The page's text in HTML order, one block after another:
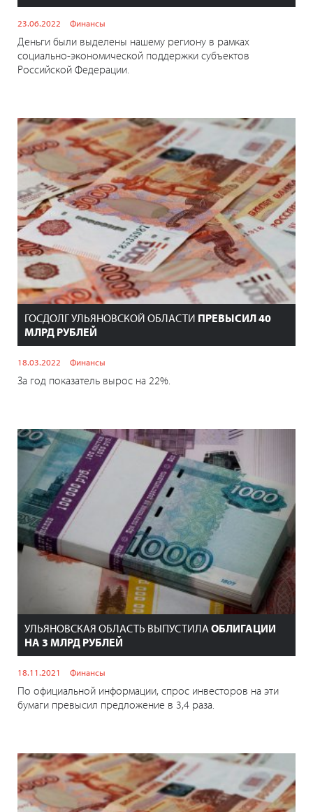
23.06.2022 Финансы
Деньги были выделены нашему региону в рамках
социально-экономической поддержки субъектов
Российской Федерации.
ГОСДОЛГ УЛЬЯНОВСКОЙ ОБЛАСТИ ПРЕВЫСИЛ 40
МЛРД РУБЛЕЙ
18.03.2022 Финансы
За год показатель вырос на 22%.
УЛЬЯНОВСКАЯ ОБЛАСТЬ ВЫПУСТИЛАОБЛИГАЦИИ
НА 3 МЛРД РУБЛЕЙ
18.11.2021 Финансы
По официальной информации, спрос инвесторов на эти
бумаги превысил предложение в 3,4 раза.